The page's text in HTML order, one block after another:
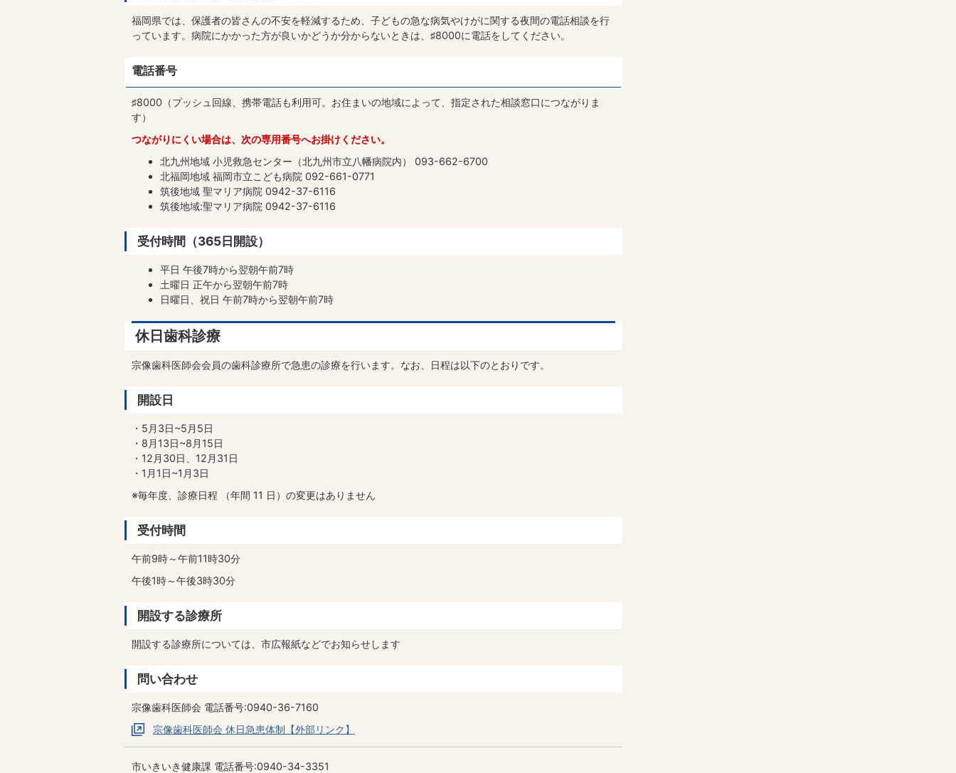
福岡県では、保護者の皆さんの不安を軽減するため、子どもの急な病気やけがに関する夜間の電話相談を行
っています。病院にかかった方が良いかどうか分からないときは、♯8000に電話をしてください。
電話番号
♯8000（プッシュ回線、携帯電話も利用可。お住まいの地域によって、指定された相談窓口につながりま
す）
つながりにくい場合は、次の専用番号へお掛けください。
北九州地域 小児救急センター（北九州市立八幡病院内） 093-662-6700
北福岡地域 福岡市立こども病院 092-661-0771
筑後地域 聖マリア病院 0942-37-6116
筑後地域:聖マリア病院 0942-37-6116
受付時間（365日開設）
平日 午後7時から翌朝午前7時
土曜日 正午から翌朝午前7時
日曜日、祝日 午前7時から翌朝午前7時
休日歯科診療
宗像歯科医師会会員の歯科診療所で急患の診療を行います。なお、日程は以下のとおりです。
開設日
・5月3日~5月5日
・8月13日~8月15日
・12月30日、12月31日
・1月1日~1月3日
※毎年度、診療日程 （年間 11 日）の変更はありません
受付時間
午前9時～午前11時30分
午後1時～午後3時30分
開設する診療所
開設する診療所については、市広報紙などでお知らせします
問い合わせ
宗像歯科医師会 電話番号:0940-36-7160
宗像歯科医師会 休日急患体制【外部リンク】
市いきいき健康課 電話番号:0940-34-3351